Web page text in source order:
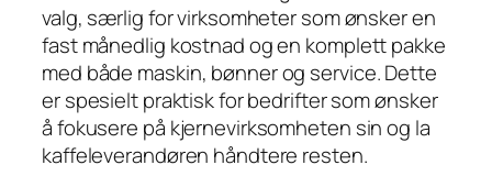
valg, særlig for virksomheter som ønsker en
fast månedlig kostnad og en komplett pakke
med både maskin, bønner og service. Dette
er spesielt praktisk for bedrifter som ønsker
å fokusere på kjernevirksomheten sin og la
kaffeleverandøren håndtere resten.